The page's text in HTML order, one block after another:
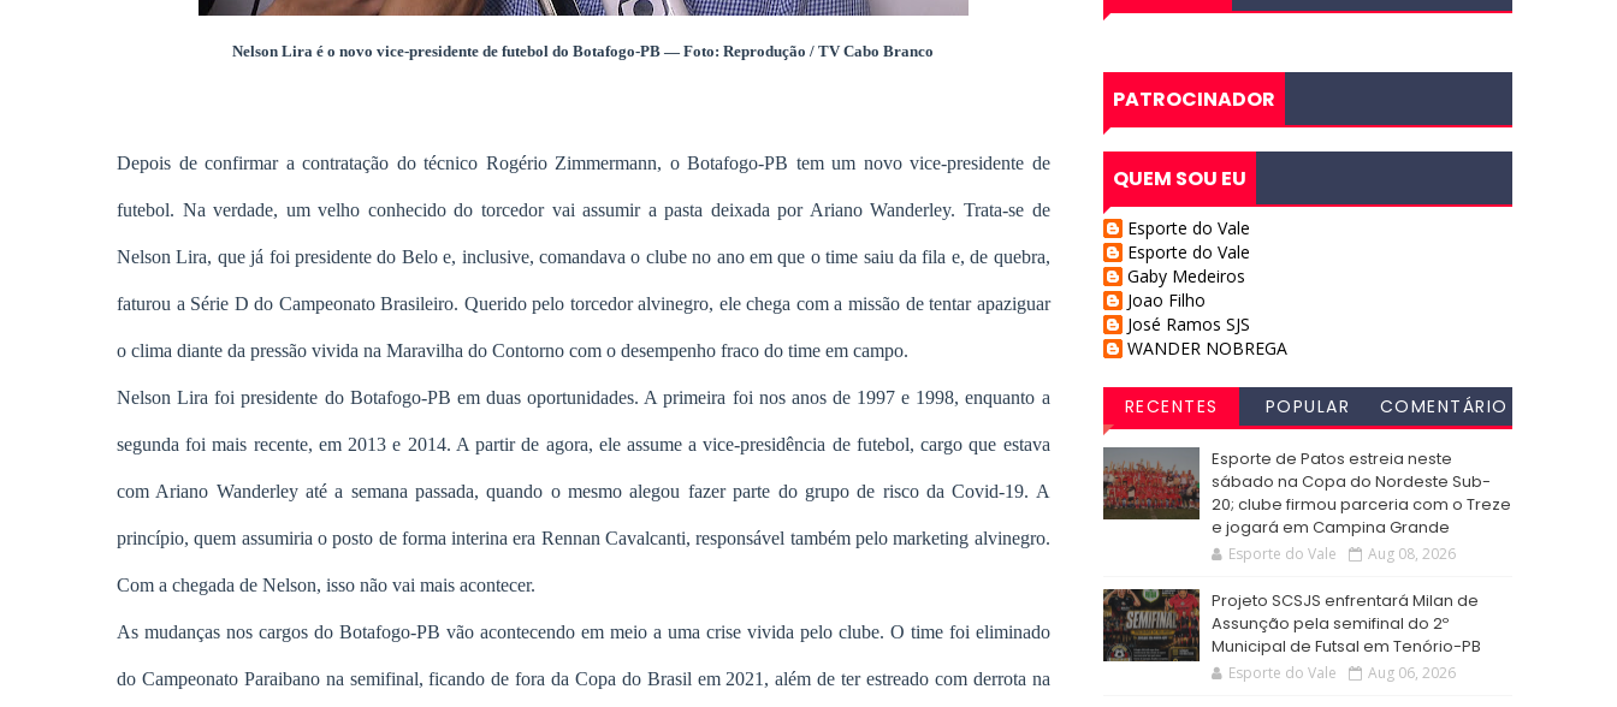
Nelson Lira é o novo vice-presidente de futebol do Botafogo-PB — Foto: Reprodução / TV Cabo Branco
Depois de confirmar a contratação do técnico Rogério Zimmermann, o Botafogo-PB tem um novo vice-presidente de
futebol. Na verdade, um velho conhecido do torcedor vai assumir a pasta deixada por Ariano Wanderley. Trata-se de
Nelson Lira, que já foi presidente do Belo e, inclusive, comandava o clube no ano em que o time saiu da fila e, de quebra,
faturou a Série D do Campeonato Brasileiro. Querido pelo torcedor alvinegro, ele chega com a missão de tentar apaziguar
o clima diante da pressão vivida na Maravilha do Contorno com o desempenho fraco do time em campo.
Nelson Lira foi presidente do Botafogo-PB em duas oportunidades. A primeira foi nos anos de 1997 e 1998, enquanto a
segunda foi mais recente, em 2013 e 2014. A partir de agora, ele assume a vice-presidência de futebol, cargo que estava
com Ariano Wanderley até a semana passada, quando o mesmo alegou fazer parte do grupo de risco da Covid-19. A
princípio, quem assumiria o posto de forma interina era Rennan Cavalcanti, responsável também pelo marketing alvinegro.
Com a chegada de Nelson, isso não vai mais acontecer.
As mudanças nos cargos do Botafogo-PB vão acontecendo em meio a uma crise vivida pelo clube. O time foi eliminado
do Campeonato Paraibano na semifinal, ficando de fora da Copa do Brasil em 2021, além de ter estreado com derrota na
PATROCINADOR
QUEM SOU EU
Esporte do Vale
Esporte do Vale
Gaby Medeiros
Joao Filho
José Ramos SJS
WANDER NOBREGA
RECENTES POPULAR
COMENTÁRIO
Esporte de Patos estreia neste
sábado na Copa do Nordeste Sub-
20; clube firmou parceria com o Treze
e jogará em Campina Grande
Esporte do Vale Aug 08, 2026
Projeto SCSJS enfrentará Milan de
Assunção pela semifinal do 2º
Municipal de Futsal em Tenório-PB
Esporte do Vale Aug 06, 2026